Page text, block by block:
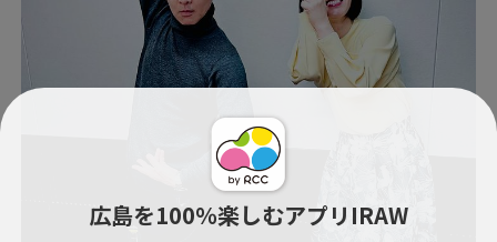
広島を100％楽しむアプリIRAW